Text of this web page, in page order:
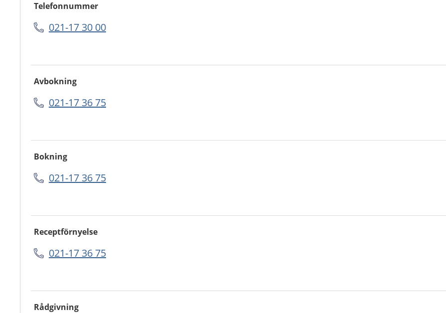
Telefonnummer
021-17 30 00
Avbokning
021-17 36 75
Bokning
021-17 36 75
Receptförnyelse
021-17 36 75
Rådgivning